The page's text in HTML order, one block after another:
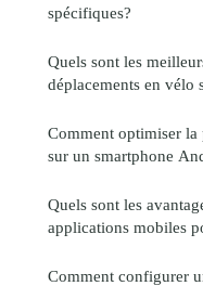
spécifiques?
Quels sont les
déplacements en vélo
Comment optimiser
sur un smartphone
Quels sont les
applications mobiles
Comment configurer